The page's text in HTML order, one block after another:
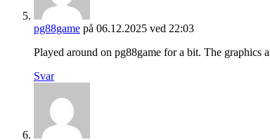
pg88game på 06.12.2025 ved 22:03
Played around on pg88game for a bit. The
Svar